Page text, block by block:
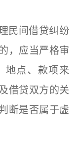
民间借贷纠纷
，应当严格审
地点、款项来
借贷双方的关
断是否属于虚